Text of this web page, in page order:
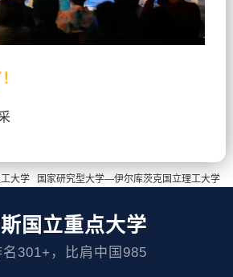
大学 国家研究型大学—伊尔库茨克国立理工大学
国立重点大学
名301+，比肩中国985